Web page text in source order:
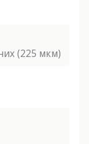
(225 мкм)